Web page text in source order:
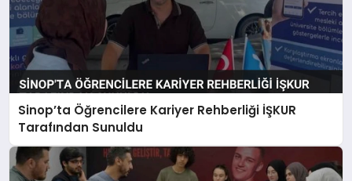
Sinop’ta Öğrencilere Kariyer Rehberliği İŞKUR
Tarafından Sunuldu